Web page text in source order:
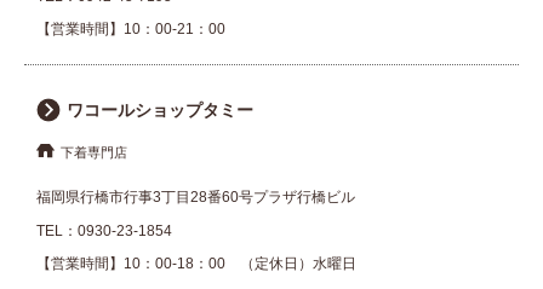
【営業時間】10：00-21：00
ワコールショップタミー
下着専門店
福岡県行橋市行事3丁目28番60号プラザ行橋ビル
TEL： 0930-23-1854
【営業時間】10：00-18：00 （定休日）水曜日